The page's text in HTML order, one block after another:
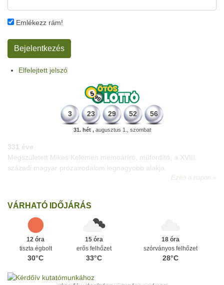
Emlékezz rám!
Elfelejtett jelszó
3 23 29 52 56
31. hét ,augusztus 1., szombat
331 éve
Megszületett Mikes Kelemen memoáríró, műfordító, a XVIII.
századi magyar prózairodalom legnagyobb alakja.
Ezen a napon
VÁRHATÓ IDŐJÁRÁS
12 óra
tiszta égbolt
30°C
15 óra
erős felhőzet
33°C
18 óra
szórványos felhőzet
28°C